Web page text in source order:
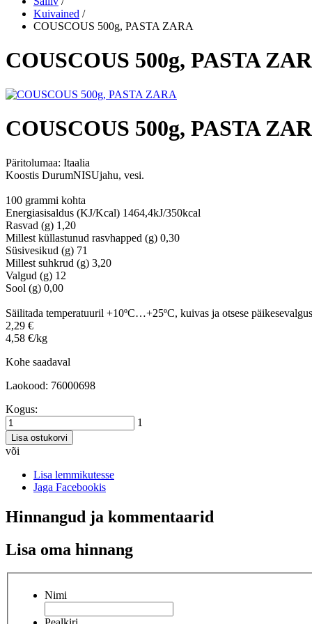
Kuivained /
COUSCOUS 500g, PASTA ZARA
COUSCOUS 500g, PASTA
COUSCOUS 500g, PASTA
Päritolumaa: Itaalia
Koostis DurumNISUjahu, vesi.
100 grammi kohta
Energiasisaldus (KJ/Kcal) 1464,4kJ/350kcal
Rasvad (g) 1,20
Millest küllastunud rasvhapped (g) 0,30
Süsivesikud (g) 71
Millest suhkrud (g) 3,20
Valgud (g) 12
Sool (g) 0,00
Säilitada temperatuuril +10ºC…+25ºC, kuivas ja otsese
2,29 €
4,58 €/kg
Kohe saadaval
Laokood: 76000698
Kogus:
1
Lisa ostukorvi
või
Lisa lemmikutesse
Jaga Facebookis
Hinnangud ja kommentaarid
Lisa oma hinnang
Nimi